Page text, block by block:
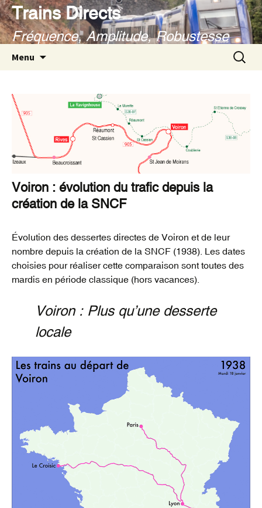
Aller
au
contenu
Trains Directs
Fréquence, Amplitude, Robustesse
Menu
Voiron : évolution du trafic depuis la
création de la SNCF
Évolution des dessertes directes de Voiron et de leur
nombre depuis la création de la SNCF (1938). Les dates
choisies pour réaliser cette comparaison sont toutes des
mardis en période classique (hors vacances).
Voiron : Plus qu’une desserte
locale